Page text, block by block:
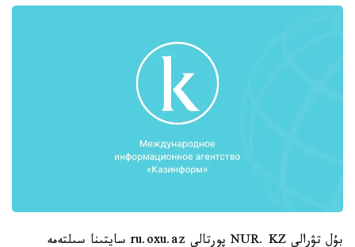
بۇل تۋرالى NUR. KZ پورتالى ru.oxu.az سايتىنا سىلتەمە